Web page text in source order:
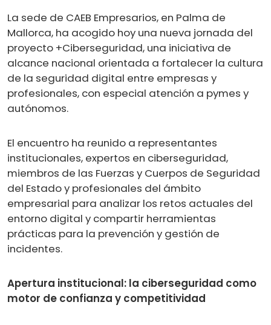
La sede de CAEB Empresarios, en Palma de
Mallorca, ha acogido hoy una nueva jornada del
proyecto +Ciberseguridad, una iniciativa de
alcance nacional orientada a fortalecer la cultura
de la seguridad digital entre empresas y
profesionales, con especial atención a pymes y
autónomos.
El encuentro ha reunido a representantes
institucionales, expertos en ciberseguridad,
miembros de las Fuerzas y Cuerpos de Seguridad
del Estado y profesionales del ámbito
empresarial para analizar los retos actuales del
entorno digital y compartir herramientas
prácticas para la prevención y gestión de
incidentes.
Apertura institucional: la ciberseguridad como
motor de confianza y competitividad